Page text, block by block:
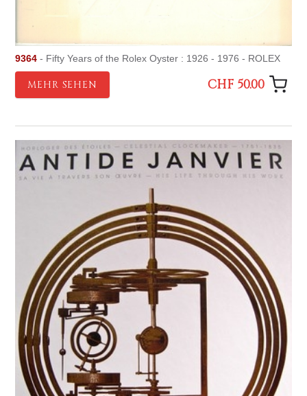
9364 - Fifty Years of the Rolex Oyster : 1926 - 1976 - ROLEX
MEHR SEHEN CHF 50.00